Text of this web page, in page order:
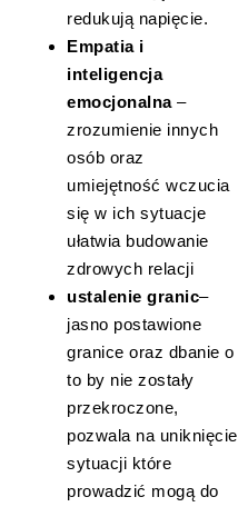
redukują napięcie.
Empatia i
inteligencja
emocjonalna–
zrozumienie innych
osób oraz
umiejętność wczucia
się w ich sytuacje
ułatwia budowanie
zdrowych relacji
ustalenie granic–
jasno postawione
granice oraz dbanie o
to by nie zostały
przekroczone,
pozwala na uniknięcie
sytuacji które
prowadzić mogą do